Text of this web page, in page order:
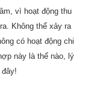
vì hoạt động thu
Không thể xảy ra
có hoạt động chi
này là thế nào, lý